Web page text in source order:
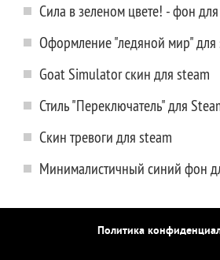
Сила в зеленом цвете! - фон
Оформление "ледяной мир" для
Goat Simulator скин для steam
Стиль "Переключатель" для
Скин тревоги для steam
Минималистичный синий фон
Политика